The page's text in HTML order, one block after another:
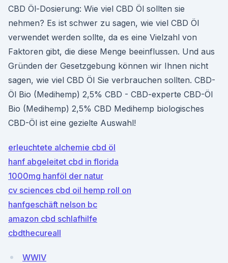
CBD Öl-Dosierung: Wie viel CBD Öl sollten sie
nehmen? Es ist schwer zu sagen, wie viel CBD Öl
verwendet werden sollte, da es eine Vielzahl von
Faktoren gibt, die diese Menge beeinflussen. Und aus
Gründen der Gesetzgebung können wir Ihnen nicht
sagen, wie viel CBD Öl Sie verbrauchen sollten. CBD-
Öl Bio (Medihemp) 2,5% CBD - CBD-experte CBD-Öl
Bio (Medihemp) 2,5% CBD Medihemp biologisches
CBD-Öl ist eine gezielte Auswahl!
erleuchtete alchemie cbd öl
hanf abgeleitet cbd in florida
1000mg hanföl der natur
cv sciences cbd oil hemp roll on
hanfgeschäft nelson bc
amazon cbd schlafhilfe
cbdthecureall
WWlV